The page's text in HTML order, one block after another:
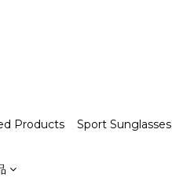
Products Sport Sunglasses